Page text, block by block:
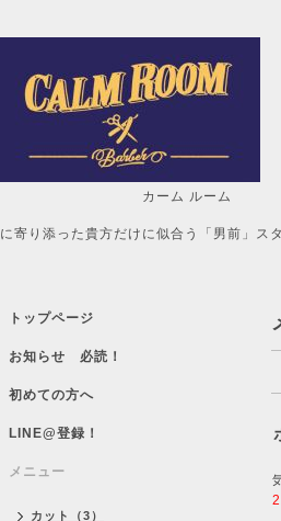
カーム ルーム
自分だけの「男
に寄り添った貴方だけに似合う「男前」ス
トップページ
お知らせ 必読！
初めての方へ
LINE@登録！
メニュー
カット（3）